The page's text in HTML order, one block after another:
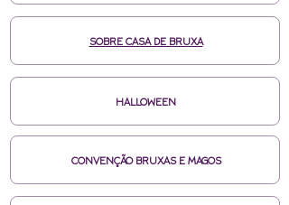
SOBRE CASA DE BRUXA
HALLOWEEN
CONVENÇÃO BRUXAS E MAGOS